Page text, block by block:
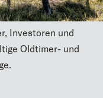
Investoren und
Oldtimer- und